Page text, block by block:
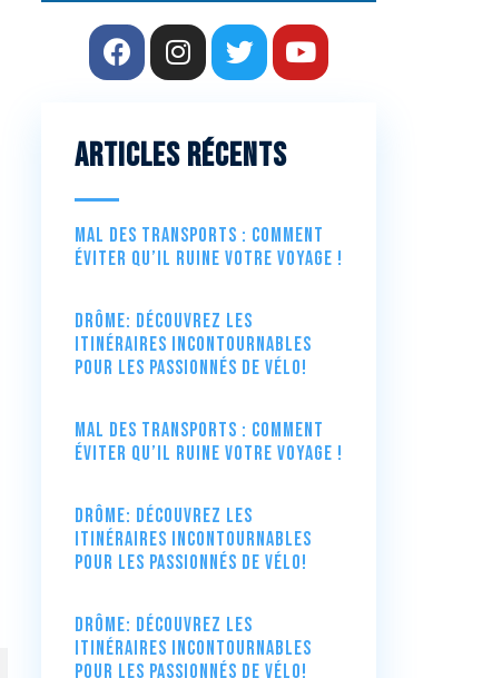
Articles récents
Mal des transports : comment
éviter qu’il ruine votre voyage !
Drôme: Découvrez les
itinéraires incontournables
pour les passionnés de vélo!
Mal des transports : comment
éviter qu’il ruine votre voyage !
Drôme: Découvrez les
itinéraires incontournables
pour les passionnés de vélo!
Drôme: Découvrez les
itinéraires incontournables
pour les passionnés de vélo!